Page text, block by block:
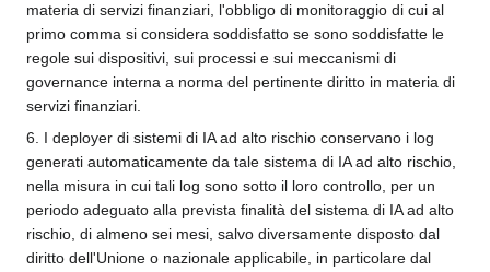
materia di servizi finanziari, l'obbligo di monitoraggio di cui al
primo comma si considera soddisfatto se sono soddisfatte le
regole sui dispositivi, sui processi e sui meccanismi di
governance interna a norma del pertinente diritto in materia di
servizi finanziari.
6. I deployer di sistemi di IA ad alto rischio conservano i log
generati automaticamente da tale sistema di IA ad alto rischio,
nella misura in cui tali log sono sotto il loro controllo, per un
periodo adeguato alla prevista finalità del sistema di IA ad alto
rischio, di almeno sei mesi, salvo diversamente disposto dal
diritto dell'Unione o nazionale applicabile, in particolare dal